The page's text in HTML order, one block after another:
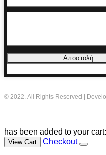
Αποστολή
© 2022. All Rights Reserved |
has been added to your cart:
View Cart Checkout